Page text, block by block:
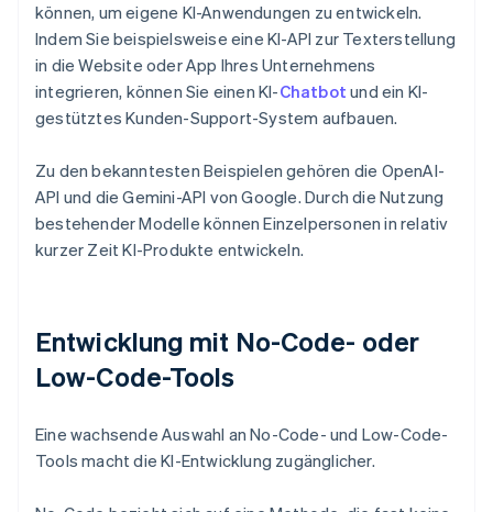
können, um eigene KI-Anwendungen zu entwickeln.
Indem Sie beispielsweise eine KI-API zur Texterstellung
in die Website oder App Ihres Unternehmens
integrieren, können Sie einen KI-Chatbot und ein KI-
gestütztes Kunden-Support-System aufbauen.
Zu den bekanntesten Beispielen gehören die OpenAI-
API und die Gemini-API von Google. Durch die Nutzung
bestehender Modelle können Einzelpersonen in relativ
kurzer Zeit KI-Produkte entwickeln.
Entwicklung mit No-Code- oder
Low-Code-Tools
Eine wachsende Auswahl an No-Code- und Low-Code-
Tools macht die KI-Entwicklung zugänglicher.